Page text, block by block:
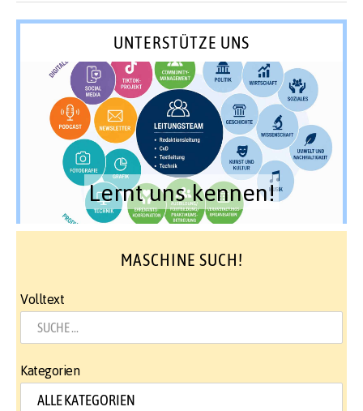
UNTERSTÜTZE UNS
Lernt uns kennen!
MASCHINE SUCH!
Volltext
Kategorien